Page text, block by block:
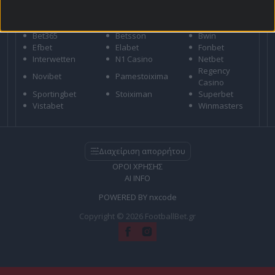
Bet365 Betsson
Bwin
Efbet
Elabet
Fonbet
Interwetten
N1 Casino
Netbet
Novibet
Pamestoixima
Regency
Casino
Sportingbet
Stoiximan
Superbet
Vistabet
Winmasters
Διαχείριση απορρήτου
ΟΡΟΙ ΧΡΗΣΗΣ
AI INFO
POWERED BY nxcode
Copyright © 2026 FootballBet.gr